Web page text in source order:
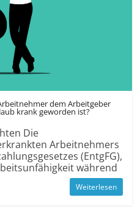
dem Arbeitgeber
krank geworden ist?
Die
Arbeitnehmers
(EntgFG),
während
Weiterlesen